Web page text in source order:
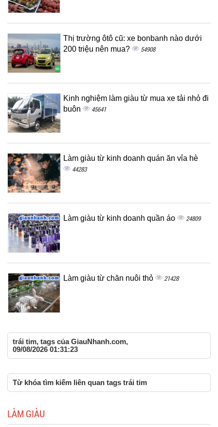
Thị trường ôtô cũ: xe bonbanh nào dưới
200 triệu nên mua?
54908
Kinh nghiệm làm giàu từ mua xe tải nhỏ đi
buôn
45641
Làm giàu từ kinh doanh quán ăn vỉa hè
44283
Làm giàu từ kinh doanh quần áo 24809
Làm giàu từ chăn nuôi thỏ 21428
trái tim, tags của GiauNhanh.com,
09/08/2026 01:31:23
Từ khóa tìm kiếm liên quan tags trái tim
LÀM GIÀU